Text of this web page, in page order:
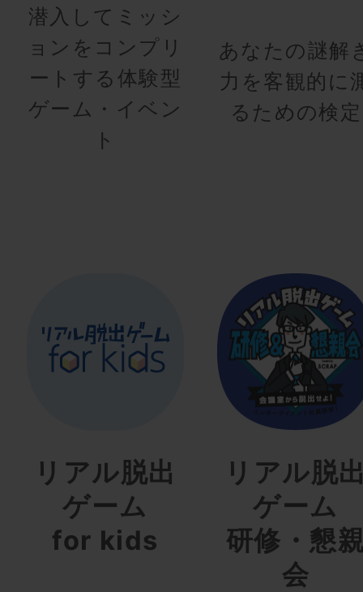
潜入してミッシ
ョンをコンプリ
ートする体験型
ゲーム・イベン
ト
あなたの謎解
力を客観的に
るための検定
リアル脱出
ゲーム
for kids
リアル脱
ゲーム
研修・懇
会